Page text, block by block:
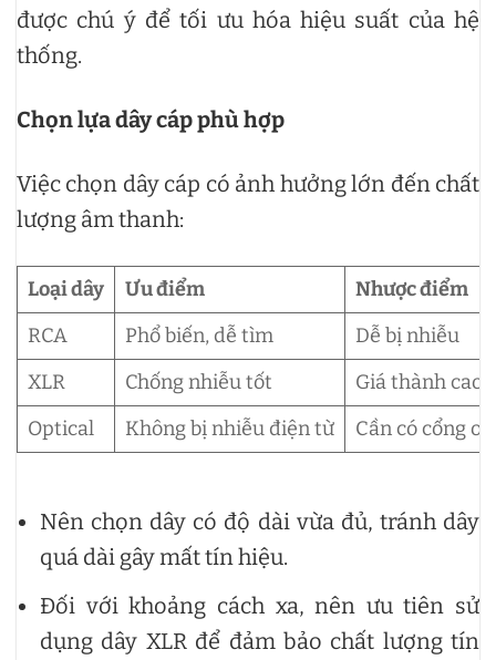
được chú ý để tối ưu hóa hiệu suất của hệ
thống.
Chọn lựa dây cáp phù hợp
Việc chọn dây cáp có ảnh hưởng lớn đến chất
lượng âm thanh:
Loại dây Ưu điểm
Nhược điểm
RCA
Phổ biến, dễ tìm
Dễ bị nhiễu
XLR
Chống nhiễu tốt
Giá thành cao
Optical
Không bị nhiễu điện từ Cần có cổng
Nên chọn dây có độ dài vừa đủ, tránh dây
quá dài gây mất tín hiệu.
Đối với khoảng cách xa, nên ưu tiên sử
dụng dây XLR để đảm bảo chất lượng tín